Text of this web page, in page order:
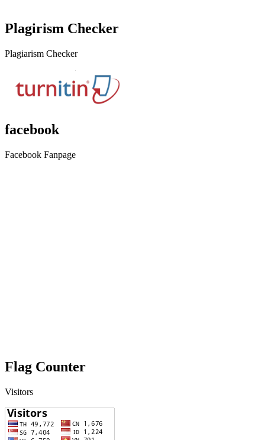
Plagirism Checker
Plagiarism Checker
facebook
Facebook Fanpage
Flag Counter
Visitors